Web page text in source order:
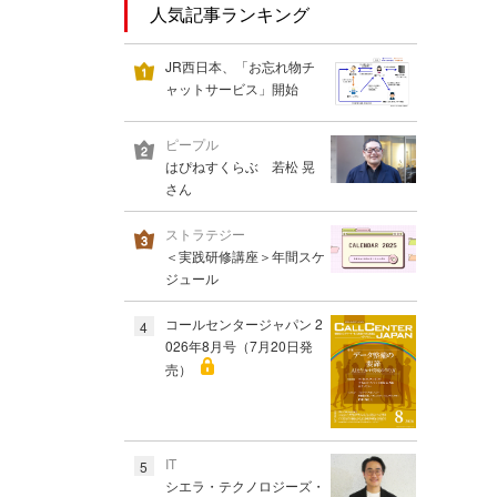
人気記事ランキング
JR西日本、「お忘れ物チ
ャットサービス」開始
ピープル
はぴねすくらぶ 若松 晃
さん
ストラテジー
＜実践研修講座＞年間スケ
ジュール
4
コールセンタージャパン 2
026年8月号（7月20日発
売）
5
IT
シエラ・テクノロジーズ・